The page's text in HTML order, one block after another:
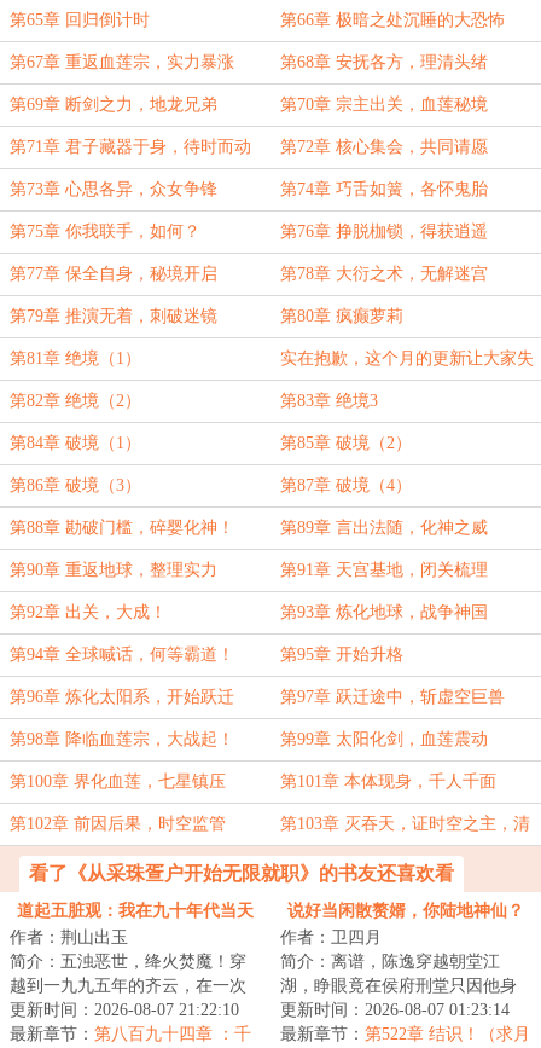
第65章 回归倒计时 第66章 极暗之处沉睡的大恐怖
第67章 重返血莲宗，实力暴涨 第68章 安抚各方，理清头绪
第69章 断剑之力，地龙兄弟 第70章 宗主出关，血莲秘境
第71章 君子藏器于身，待时而动 第72章 核心集会，共同请愿
第73章 心思各异，众女争锋 第74章 巧舌如簧，各怀鬼胎
第75章 你我联手，如何？ 第76章 挣脱枷锁，得获逍遥
第77章 保全自身，秘境开启 第78章 大衍之术，无解迷宫
第79章 推演无着，刺破迷镜 第80章 疯癫萝莉
第81章 绝境（1） 实在抱歉，这个月的更新让大家失
望了
第82章 绝境（2） 第83章 绝境3
第84章 破境（1） 第85章 破境（2）
第86章 破境（3） 第87章 破境（4）
第88章 勘破门槛，碎婴化神！ 第89章 言出法随，化神之威
第90章 重返地球，整理实力 第91章 天宫基地，闭关梳理
第92章 出关，大成！ 第93章 炼化地球，战争神国
第94章 全球喊话，何等霸道！ 第95章 开始升格
第96章 炼化太阳系，开始跃迁 第97章 跃迁途中，斩虚空巨兽
第98章 降临血莲宗，大战起！ 第99章 太阳化剑，血莲震动
第100章 界化血莲，七星镇压 第101章 本体现身，千人千面
第102章 前因后果，时空监管 第103章 灭吞天，证时空之主，清
理诸天！
看了《从采珠疍户开始无限就职》的书友还喜欢看
道起五脏观：我在九十年代当天
师
作者：荆山出玉
简介：五浊恶世，绛火焚魔！穿
越到一九九五年的齐云，在一次
山村的婚宴上。一则关于“神仙
山”传说，将他...
更新时间：2026-08-07 21:22:10
最新章节： 第八百九十四章 ：千
说好当闲散赘婿，你陆地神仙？
作者：卫四月
简介：离谱，陈逸穿越朝堂江
湖，睁眼竟在侯府刑堂只因他身
为赘婿，却在大婚之日逃婚。不
但不受侯府待见，...
更新时间：2026-08-07 01:23:14
最新章节： 第522章 结识！（求月